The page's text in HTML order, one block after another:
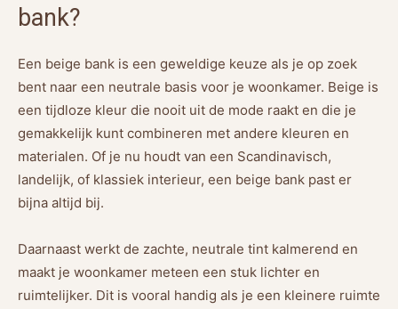
bank?
Een beige bank is een geweldige keuze als je op zoek
bent naar een neutrale basis voor je woonkamer. Beige is
een tijdloze kleur die nooit uit de mode raakt en die je
gemakkelijk kunt combineren met andere kleuren en
materialen. Of je nu houdt van een Scandinavisch,
landelijk, of klassiek interieur, een beige bank past er
bijna altijd bij.
Daarnaast werkt de zachte, neutrale tint kalmerend en
maakt je woonkamer meteen een stuk lichter en
ruimtelijker. Dit is vooral handig als je een kleinere ruimte